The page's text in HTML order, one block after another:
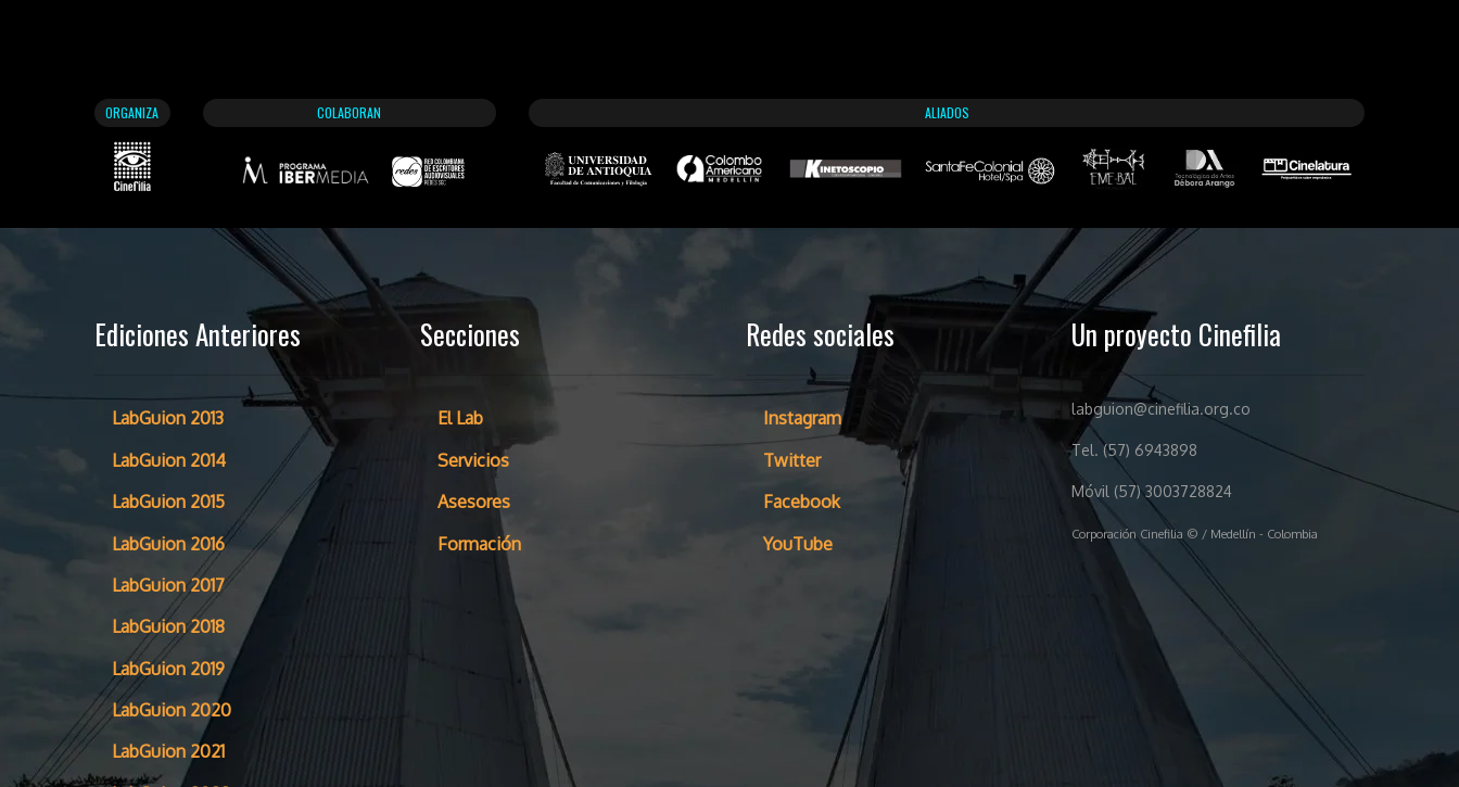
ORGANIZA COLABORAN ALIADOS
Ediciones Anteriores
LabGuion 2013
LabGuion 2014
LabGuion 2015
LabGuion 2016
LabGuion 2017
LabGuion 2018
LabGuion 2019
LabGuion 2020
LabGuion 2021
Secciones
El Lab
Servicios
Asesores
Formación
Redes sociales
Instagram
Twitter
Facebook
YouTube
Un proyecto Cinefilia
labguion@cinefilia.org.co
Tel. (57) 6943898
Móvil (57) 3003728824
Corporación Cinefilia © / Medellín - Colombia